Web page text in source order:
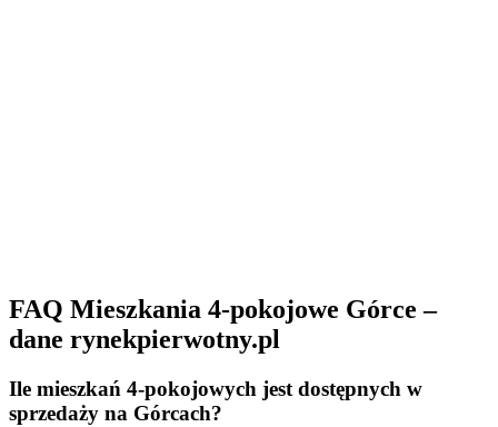
FAQ Mieszkania 4-pokojowe Górce –
dane rynekpierwotny.pl
Ile mieszkań 4-pokojowych jest dostępnych w
sprzedaży na Górcach?